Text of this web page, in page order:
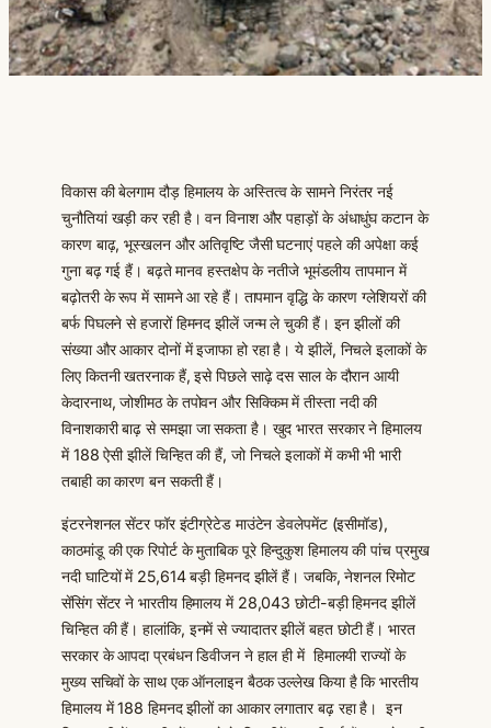
विकास की बेलगाम दौड़ हिमालय के अस्तित्व के सामने निरंतर नई
चुनौतियां खड़ी कर रही है। वन विनाश और पहाड़ों के अंधाधुंघ कटान के
कारण बाढ़, भूस्खलन और अतिवृष्टि जैसी घटनाएं पहले की अपेक्षा कई
गुना बढ़ गई हैं। बढ़ते मानव हस्तक्षेप के नतीजे भूमंडलीय तापमान में
बढ़ोतरी के रूप में सामने आ रहे हैं। तापमान वृद्धि के कारण ग्लेशियरों की
बर्फ पिघलने से हजारों हिमनद झीलें जन्म ले चुकी हैं। इन झीलों की
संख्या और आकार दोनों में इजाफा हो रहा है। ये झीलें, निचले इलाकों के
लिए कितनी खतरनाक हैं, इसे पिछले साढ़े दस साल के दौरान आयी
केदारनाथ, जोशीमठ के तपोवन और सिक्किम में तीस्ता नदी की
विनाशकारी बाढ़ से समझा जा सकता है। खुद भारत सरकार ने हिमालय
में 188 ऐसी झीलें चिन्हित की हैं, जो निचले इलाकों में कभी भी भारी
तबाही का कारण बन सकती हैं।
इंटरनेशनल सेंटर फॉर इंटीग्रेटेड माउंटेन डेवलेपमेंट (इसीमॉड),
काठमांडू की एक रिपोर्ट के मुताबिक पूरे हिन्दुकुश हिमालय की पांच प्रमुख
नदी घाटियों में 25,614 बड़ी हिमनद झीलें हैं। जबकि, नेशनल रिमोट
सेंसिंग सेंटर ने भारतीय हिमालय में 28,043 छोटी-बड़ी हिमनद झीलें
चिन्हित की हैं। हालांकि, इनमें से ज्यादातर झीलें बहत छोटी हैं। भारत
सरकार के आपदा प्रबंधन डिवीजन ने हाल ही में हिमालयी राज्यों के
मुख्य सचिवों के साथ एक ऑनलाइन बैठक उल्लेख किया है कि भारतीय
हिमालय में 188 हिमनद झीलों का आकार लगातार बढ़ रहा है। इन